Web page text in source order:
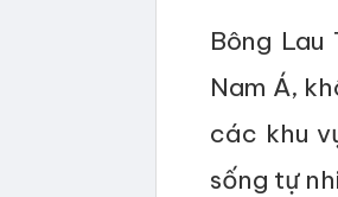
Bông
Nam Á,
các khu
sống tự